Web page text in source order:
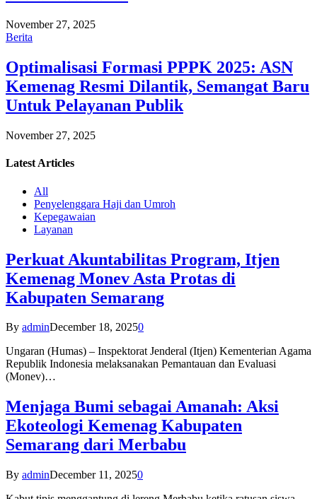
November 27, 2025
Berita
Optimalisasi Formasi PPPK 2025: ASN
Kemenag Resmi Dilantik, Semangat Baru
Untuk Pelayanan Publik
November 27, 2025
Latest Articles
All
Penyelenggara Haji dan Umroh
Kepegawaian
Layanan
Perkuat Akuntabilitas Program, Itjen
Kemenag Monev Asta Protas di
Kabupaten Semarang
By adminDecember 18, 20250
Ungaran (Humas) – Inspektorat Jenderal (Itjen) Kementerian Agama
Republik Indonesia melaksanakan Pemantauan dan Evaluasi
(Monev)…
Menjaga Bumi sebagai Amanah: Aksi
Ekoteologi Kemenag Kabupaten
Semarang dari Merbabu
By adminDecember 11, 20250